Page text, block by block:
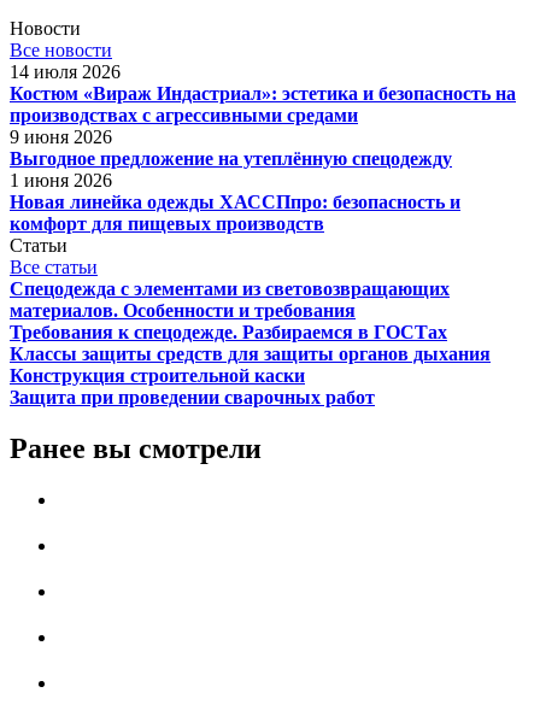
Новости
Все новости
14 июля 2026
Костюм «Вираж Индастриал»: эстетика и безопасность на
производствах с агрессивными средами
9 июня 2026
Выгодное предложение на утеплённую спецодежду
1 июня 2026
Новая линейка одежды ХАССПпро: безопасность и
комфорт для пищевых производств
Статьи
Все статьи
Спецодежда с элементами из световозвращающих
материалов. Особенности и требования
Требования к спецодежде. Разбираемся в ГОСТах
Классы защиты средств для защиты органов дыхания
Конструкция строительной каски
Защита при проведении сварочных работ
Ранее вы смотрели